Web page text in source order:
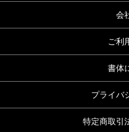
会
ご利
書体
プライバ
特定商取引